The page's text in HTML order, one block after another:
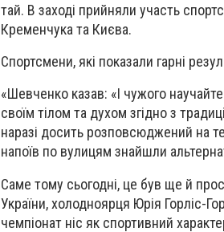
тай. В заході прийняли участь
Кременчука та Києва.
Спортсмени, які показали гарні
«Шевченко казав: «І чужого
своїм тілом та духом згідно з
наразі досить розповсюджений на
напоїв по вулицям знайшли
Саме тому сьогодні, це був ще й
України, холодноярця Юрія Горліс-
чемпіонат ніс як спортивний